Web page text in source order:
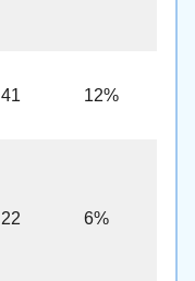
41 12%
22 6%